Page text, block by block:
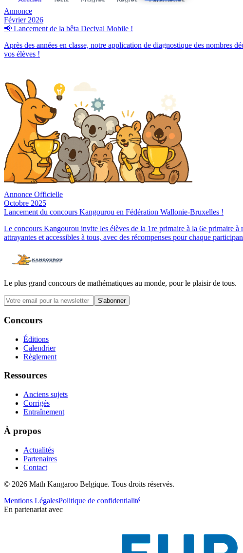
Annonce
Février 2026
📢 Lancement de la bêta Decival Mobile !
Après des années en classe, notre application de diagnostique des nombres
vos élèves !
Annonce Officielle
Octobre 2025
Lancement du concours Kangourou en Fédération Wallonie-Bruxelles !
Le concours Kangourou invite les élèves de la 1re primaire à la 6e primaire
attrayantes et accessibles à tous, avec des récompenses pour chaque
Le plus grand concours de mathématiques au monde, pour le plaisir de tous.
S'abonner
Concours
Éditions
Calendrier
Règlement
Ressources
Anciens sujets
Corrigés
Entraînement
À propos
Actualités
Partenaires
Contact
© 2026 Math Kangaroo Belgique. Tous droits réservés.
Mentions LégalesPolitique de confidentialité
En partenariat avec